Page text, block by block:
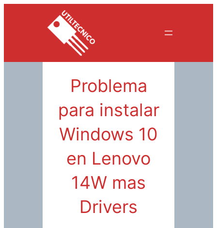
Problema
para instalar
Windows 10
en Lenovo
14W mas
Drivers